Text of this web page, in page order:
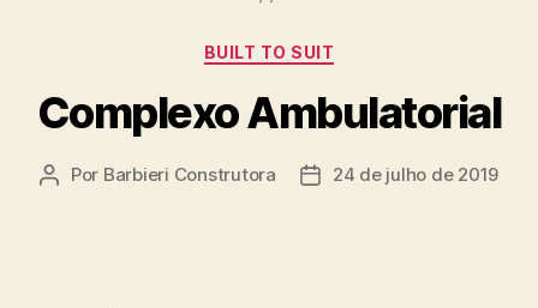
BUILT TO SUIT
Complexo Ambulatorial
Por Barbieri Construtora 24 de julho de 2019